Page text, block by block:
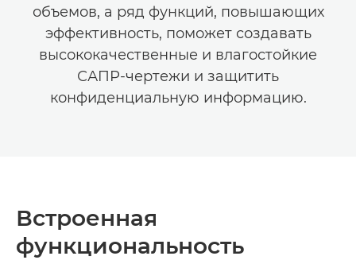
объемов, а ряд функций, повышающих
эффективность, поможет создавать
высококачественные и влагостойкие
САПР-чертежи и защитить
конфиденциальную информацию.
Встроенная
функциональность